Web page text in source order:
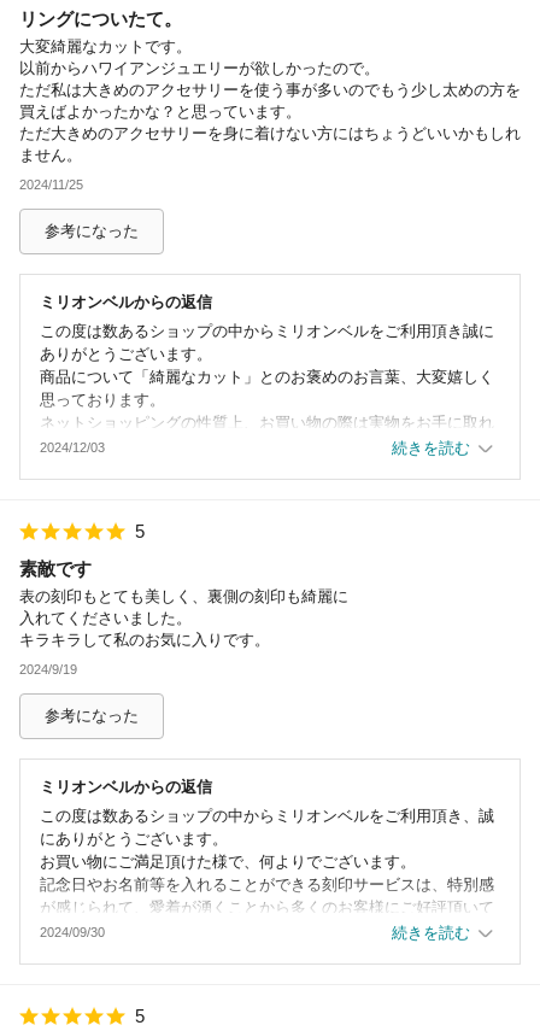
また、配送スピードや刻印については多くの方よりお褒め頂いて
おり、お客様にも喜んで頂けて何よりでございます。
ピアスなど他の商品にもご興味をお持ちいただけたとのこと、お
選び頂く際に、何か迷うことがあった時、ご注文頂いた商品につ
いてお困りのことが起きた時など、いつでもお問合せ下さいま
せ。
またのご来店を心よりお待ちしております。
リングについたて。
大変綺麗なカットです。
以前からハワイアンジュエリーが欲しかったので。
ただ私は大きめのアクセサリーを使う事が多いのでもう少し太めの方を
買えばよかったかな？と思っています。
ただ大きめのアクセサリーを身に着けない方にはちょうどいいかもしれ
ません。
2024/11/25
参考になった
ミリオンベルからの返信
この度は数あるショップの中からミリオンベルをご利用頂き誠に
ありがとうございます。
商品について「綺麗なカット」とのお褒めのお言葉、大変嬉しく
思っております。
ネットショッピングの性質上、お買い物の際は実物をお手に取れ
ないという不安が大きいかと思います。
て参ります。
またのご利用を心からお待ちしております。
2024/12/03 続きを読む
5
素敵です
表の刻印もとても美しく、裏側の刻印も綺麗に
入れてくださいました。
キラキラして私のお気に入りです。
2024/9/19
参考になった
ミリオンベルからの返信
この度は数あるショップの中からミリオンベルをご利用頂き、誠
にありがとうございます。
お買い物にご満足頂けた様で、何よりでございます。
記念日やお名前等を入れることができる刻印サービスは、特別感
が感じられて、愛着が湧くことから多くのお客様にご好評頂いて
おります！
2024/09/30 続きを読む
5